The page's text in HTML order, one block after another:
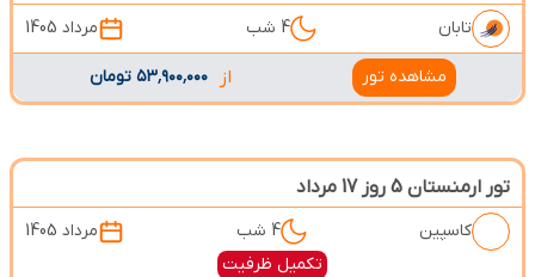
تابان 4 شب مرداد 1405
مشاهده تور از ۵۳٬۹۰۰٬۰۰۰ تومان
تور ارمنستان 5 روز 17 مرداد
کاسپین 4 شب
مرداد 1405
تکمیل ظرفیت